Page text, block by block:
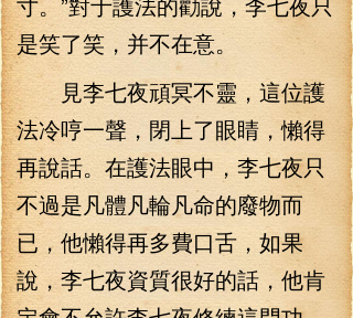
是笑了笑，并不在意。
見李七夜頑冥不靈，這位護
法冷哼一聲，閉上了眼睛，懶得
再說話。在護法眼中，李七夜只
不過是凡體凡輪凡命的廢物而
已，他懶得再多費口舌，如果
說，李七夜資質很好的話，他肯